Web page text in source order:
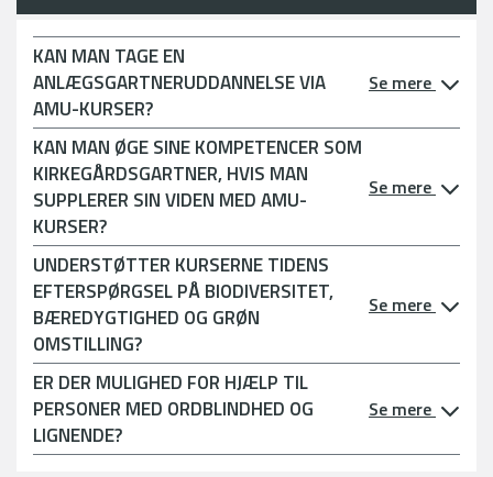
KAN MAN TAGE EN
ANLÆGSGARTNERUDDANNELSE VIA
AMU-KURSER?
Se mere
KAN MAN ØGE SINE KOMPETENCER SOM
KIRKEGÅRDSGARTNER, HVIS MAN
SUPPLERER SIN VIDEN MED AMU-
KURSER?
Se mere
UNDERSTØTTER KURSERNE TIDENS
EFTERSPØRGSEL PÅ BIODIVERSITET,
BÆREDYGTIGHED OG GRØN
OMSTILLING?
Se mere
ER DER MULIGHED FOR HJÆLP TIL
PERSONER MED ORDBLINDHED OG
LIGNENDE?
Se mere